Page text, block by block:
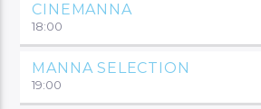
CINEMANNA
18:00
MANNA SELECTION
19:00